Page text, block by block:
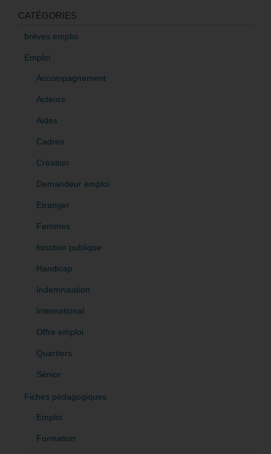
CATÉGORIES
brèves emploi
Emploi
Accompagnement
Acteurs
Aides
Cadres
Création
Demandeur emploi
Etranger
Femmes
fonction publique
Handicap
Indemnisation
International
Offre emploi
Quartiers
Sénior
Fiches pédagogiques
Emploi
Formation